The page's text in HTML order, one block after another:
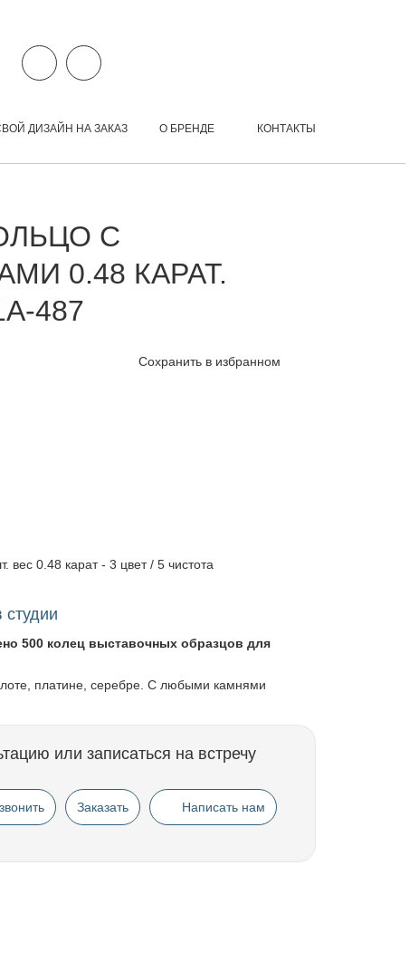
ДИЗАЙН НА ЗАКАЗ О БРЕНДЕ КОНТАКТЫ
С
0.48 КАРАТ.
487
Сохранить в избранном
вес 0.48 карат - 3 цвет / 5 чистота
500 колец выставочных образцов для
платине, серебре. С любыми камнями
или записаться на встречу
Заказать Написать нам